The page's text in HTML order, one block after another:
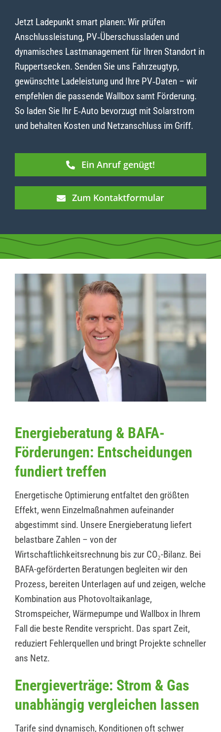
Jetzt Ladepunkt smart planen: Wir prüfen
Anschlussleistung, PV‑Überschussladen und
dynamisches Lastmanagement für Ihren Standort in
Ruppertsecken. Senden Sie uns Fahrzeugtyp,
gewünschte Ladeleistung und Ihre PV‑Daten – wir
empfehlen die passende Wallbox samt Förderung.
So laden Sie Ihr E‑Auto bevorzugt mit Solarstrom
und behalten Kosten und Netzanschluss im Griff.
Ein Anruf genügt!
Zum Kontaktformular
Energieberatung & BAFA-
Förderungen: Entscheidungen
fundiert treffen
Energetische Optimierung entfaltet den größten
Effekt, wenn Einzelmaßnahmen aufeinander
abgestimmt sind. Unsere Energieberatung liefert
belastbare Zahlen – von der
Wirtschaftlichkeitsrechnung bis zur CO₂-Bilanz. Bei
BAFA-geförderten Beratungen begleiten wir den
Prozess, bereiten Unterlagen auf und zeigen, welche
Kombination aus Photovoltaikanlage,
Stromspeicher, Wärmepumpe und Wallbox in Ihrem
Fall die beste Rendite verspricht. Das spart Zeit,
reduziert Fehlerquellen und bringt Projekte schneller
ans Netz.
Energieverträge: Strom & Gas
unabhängig vergleichen lassen
Tarife sind dynamisch, Konditionen oft schwer